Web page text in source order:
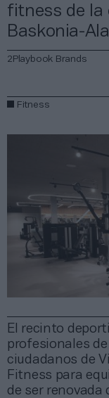
fitness de la
Baskonia-
El recinto
profesionales de
ciudadanos de
Fitness para
de ser renovada
2Playbook Brands
Fitness